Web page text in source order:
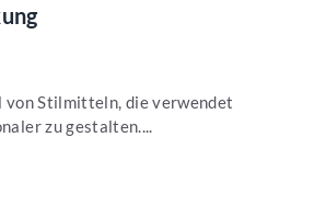
Stilmitteln, die verwendet
zu gestalten....